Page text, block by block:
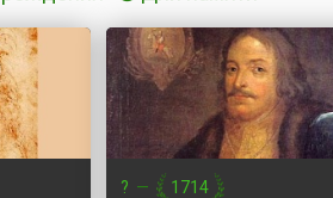
? — 1714